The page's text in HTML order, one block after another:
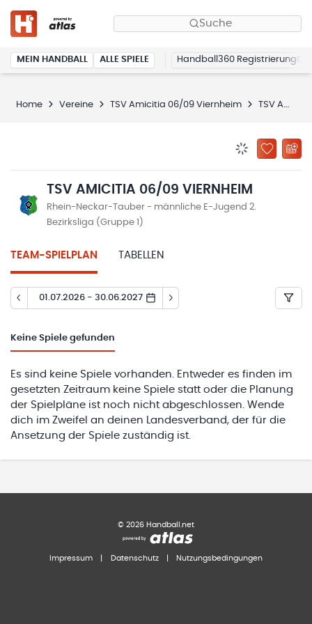
Suche
MEIN HANDBALL ALLE SPIELE Handball360 Registrierung
Home Vereine TSV Amicitia 06/09 Viernheim TSV Amicitia 06/09 Viernheim
ZU
TSV AMICITIA 06/09 VIERNHEIM
Rhein-Neckar-Tauber - männliche E-Jugend 2.
Bezirksliga (Gruppe 1)
TEAM-SPIELPLAN TABELLEN
01.07.2026 - 30.06.2027
Keine Spiele gefunden
Es sind keine Spiele vorhanden. Entweder es finden im
gesetzten Zeitraum keine Spiele statt oder die Planung
der Spielpläne ist noch nicht abgeschlossen. Wende
dich im Zweifel an deinen Landesverband, der für die
Ansetzung der Spiele zuständig ist.
© 2026 Handball.net
Impressum Datenschutz Nutzungsbedingungen